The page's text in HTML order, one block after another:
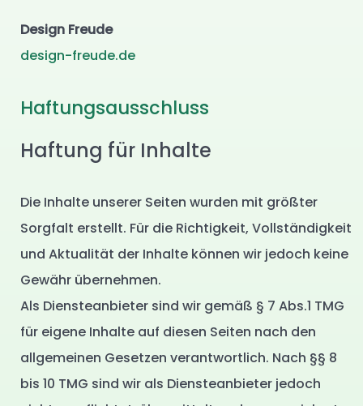
Design Freude
design-freude.de
Haftungsausschluss
Haftung für Inhalte
Die Inhalte unserer Seiten wurden mit größter
Sorgfalt erstellt. Für die Richtigkeit, Vollständigkeit
und Aktualität der Inhalte können wir jedoch keine
Gewähr übernehmen.
Als Diensteanbieter sind wir gemäß § 7 Abs.1 TMG
für eigene Inhalte auf diesen Seiten nach den
allgemeinen Gesetzen verantwortlich. Nach §§ 8
bis 10 TMG sind wir als Diensteanbieter jedoch